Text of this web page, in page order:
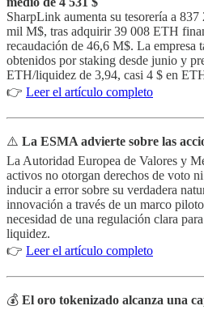
SharpLink aumenta su tesorería a
mil M$, tras adquirir 39 008 ETH
recaudación de 46,6 M$. La empresa
obtenidos por staking desde junio y
ETH/liquidez de 3,94, casi 4 $ en
👉 Leer el artículo completo
⚠️ La ESMA advierte sobre las
La Autoridad Europea de Valores y
activos no otorgan derechos de voto
inducir a error sobre su verdadera
innovación a través de un marco
necesidad de una regulación clara
liquidez.
👉 Leer el artículo completo
💰 El oro tokenizado alcanza una